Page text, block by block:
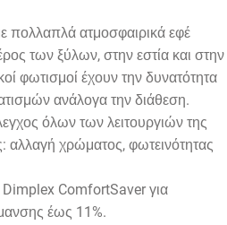
πολλαπλά ατμοσφαιρικά εφέ
των ξύλων, στην εστία και στην
φωτισμοί έχουν την δυνατότητα
ανάλογα την διάθεση.
όλων των λειτουργιών της
αλλαγή χρώματος, φωτεινότητας
Dimplex ComfortSaver για
έως 11%.